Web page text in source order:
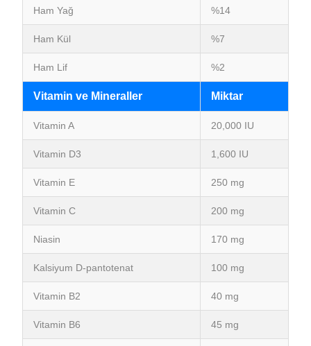
Ham Yağ %14
Ham Kül %7
Ham Lif %2
Vitamin ve Mineraller Miktar
Vitamin A 20,000 IU
Vitamin D3 1,600 IU
Vitamin E 250 mg
Vitamin C 200 mg
Niasin 170 mg
Kalsiyum D-pantotenat 100 mg
Vitamin B2 40 mg
Vitamin B6 45 mg